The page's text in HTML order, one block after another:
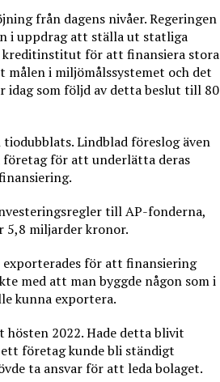
från dagens nivåer. Regeringen
i uppdrag att ställa ut statliga
för att finansiera stora
i miljömålssystemet och det
idag som följd av detta beslut till 80
Lindblad föreslog även
för att underlätta deras
till AP-fonderna,
5,8 miljarder kronor.
exporterades för att finansiering
med att man byggde någon som i
kunna exportera.
2022. Hade detta blivit
företag kunde bli ständigt
ta ansvar för att leda bolaget.